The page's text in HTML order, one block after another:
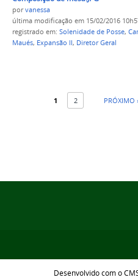
porvanessa
última modificação em 15/02/2016
registrado em: Solenidade de Posse,
Maués, Expansão II, Diretor Geral
1 2 PRÓXIMO
Desenvolvido com o